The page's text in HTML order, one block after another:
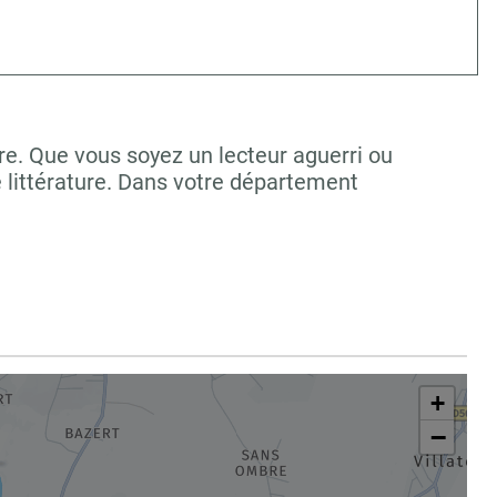
Que vous soyez un lecteur aguerri ou
littérature. Dans votre département
+
−